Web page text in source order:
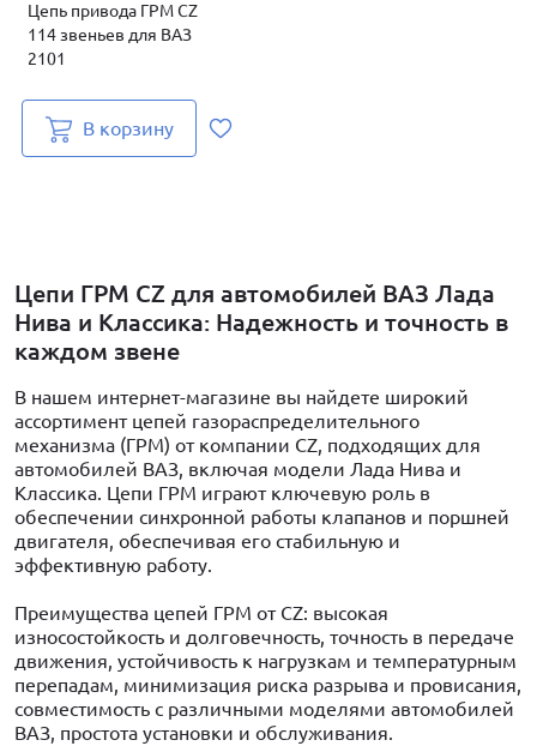
Цепь привода ГРМ CZ
114 звеньев для ВАЗ
2101
В корзину
Цепи ГРМ CZ для автомобилей ВАЗ Лада
Нива и Классика: Надежность и точность в
каждом звене
В нашем интернет-магазине вы найдете широкий
ассортимент цепей газораспределительного
механизма (ГРМ) от компании CZ, подходящих для
автомобилей ВАЗ, включая модели Лада Нива и
Классика. Цепи ГРМ играют ключевую роль в
обеспечении синхронной работы клапанов и поршней
двигателя, обеспечивая его стабильную и
эффективную работу.
Преимущества цепей ГРМ от CZ: высокая
износостойкость и долговечность, точность в передаче
движения, устойчивость к нагрузкам и температурным
перепадам, минимизация риска разрыва и провисания,
совместимость с различными моделями автомобилей
ВАЗ, простота установки и обслуживания.